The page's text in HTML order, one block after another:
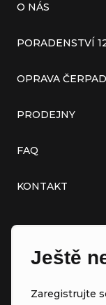
O NÁS
PORADENSTVÍ
OPRAVA
PRODEJNY
FAQ
KONTAKT
Ještě
Zaregistrujte